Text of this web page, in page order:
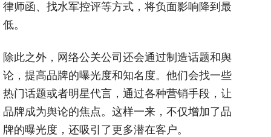
律师函、找水军控评等方式，将负面影响降到最
低。
除此之外，网络公关公司还会通过制造话题和舆
论，提高品牌的曝光度和知名度。他们会找一些
热门话题或者明星代言，通过各种营销手段，让
品牌成为舆论的焦点。这样一来，不仅增加了品
牌的曝光度，还吸引了更多潜在客户。